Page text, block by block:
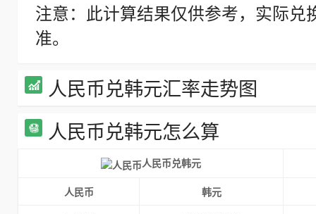
注意：此计算结果仅供参考，实际
准。
人民币兑韩元汇率走势图
人民币兑韩元怎么算
人民币兑韩元
人民币
韩元